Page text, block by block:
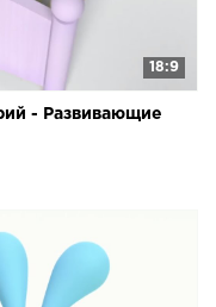
18:9
- Развивающие